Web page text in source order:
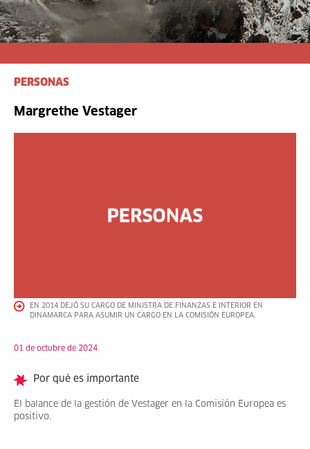
PERSONAS
Margrethe Vestager
EN 2014 DEJÓ SU CARGO DE MINISTRA DE FINANZAS E INTERIOR EN
DINAMARCA PARA ASUMIR UN CARGO EN LA COMISIÓN EUROPEA.
01 de octubre de 2024
Por qué es importante
El balance de la gestión de Vestager en la Comisión Europea es
positivo.